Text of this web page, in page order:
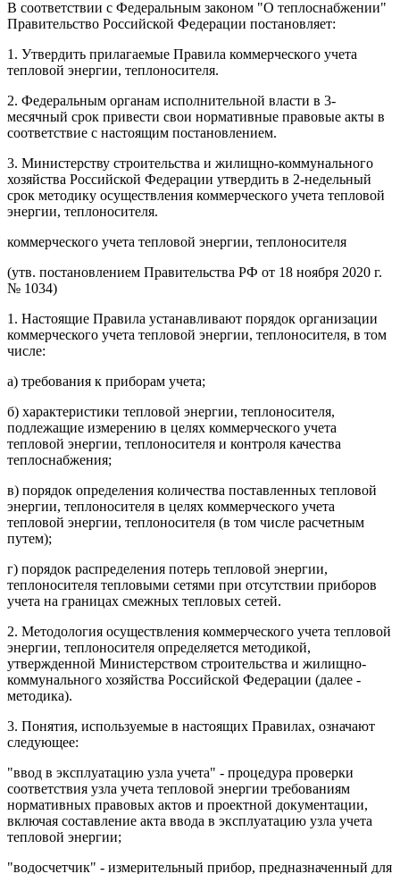
В соответствии с Федеральным законом "О теплоснабжении"
Правительство Российской Федерации постановляет:
1. Утвердить прилагаемые Правила коммерческого учета
тепловой энергии, теплоносителя.
2. Федеральным органам исполнительной власти в 3-
месячный срок привести свои нормативные правовые акты в
соответствие с настоящим постановлением.
3. Министерству строительства и жилищно-коммунального
хозяйства Российской Федерации утвердить в 2-недельный
срок методику осуществления коммерческого учета тепловой
энергии, теплоносителя.
коммерческого учета тепловой энергии, теплоносителя
(утв. постановлением Правительства РФ от 18 ноября 2020 г.
№ 1034)
1. Настоящие Правила устанавливают порядок организации
коммерческого учета тепловой энергии, теплоносителя, в том
числе:
а) требования к приборам учета;
б) характеристики тепловой энергии, теплоносителя,
подлежащие измерению в целях коммерческого учета
тепловой энергии, теплоносителя и контроля качества
теплоснабжения;
в) порядок определения количества поставленных тепловой
энергии, теплоносителя в целях коммерческого учета
тепловой энергии, теплоносителя (в том числе расчетным
путем);
г) порядок распределения потерь тепловой энергии,
теплоносителя тепловыми сетями при отсутствии приборов
учета на границах смежных тепловых сетей.
2. Методология осуществления коммерческого учета тепловой
энергии, теплоносителя определяется методикой,
утвержденной Министерством строительства и жилищно-
коммунального хозяйства Российской Федерации (далее -
методика).
3. Понятия, используемые в настоящих Правилах, означают
следующее:
"ввод в эксплуатацию узла учета" - процедура проверки
соответствия узла учета тепловой энергии требованиям
нормативных правовых актов и проектной документации,
включая составление акта ввода в эксплуатацию узла учета
тепловой энергии;
"водосчетчик" - измерительный прибор, предназначенный для